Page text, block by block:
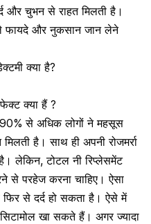
और चुभन से राहत मिलती है।
फायदे और नुकसान जान लेने
क्या है?
क्या हैं ?
90% से अधिक लोगों ने महसूस
है। साथ ही अपनी रोजमर्रा
लेकिन, टोटल नी रिप्लेसमेंट
से परहेज करना चाहिए। ऐसा
से दर्द हो सकता है। ऐसे में
खा सकते हैं। अगर ज्यादा